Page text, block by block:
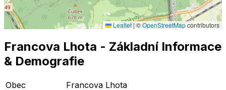
Leaflet|©OpenStreetMapcontributors
Francova Lhota - Základní Informace
& Demografie
Obec
Francova Lhota